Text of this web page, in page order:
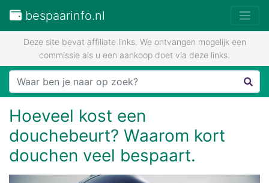
bespaarinfo.nl
Deze site bevat affiliate links. We ontvangen mogelijk een
commissie als u een aankoop doet via deze links.
Hoeveel kost een
douchebeurt? Waarom kort
douchen veel bespaart.